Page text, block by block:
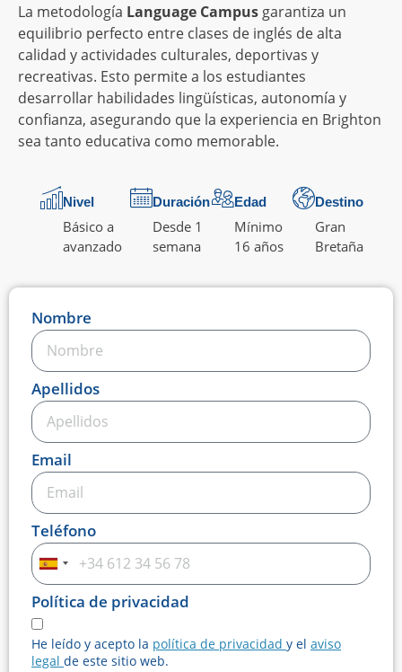
La metodología Language Campus garantiza un
equilibrio perfecto entre clases de inglés de alta
calidad y actividades culturales, deportivas y
recreativas. Esto permite a los estudiantes
desarrollar habilidades lingüísticas, autonomía y
confianza, asegurando que la experiencia en Brighton
sea tanto educativa como memorable.
Nivel
Básico a
avanzado
Duración
Desde 1
semana
Edad
Mínimo
16 años
Destino
Gran
Bretaña
Nombre
Apellidos
Email
Teléfono
Spain
+34
Política de privacidad
He leído y acepto la política de privacidad y el aviso
legal de este sitio web.